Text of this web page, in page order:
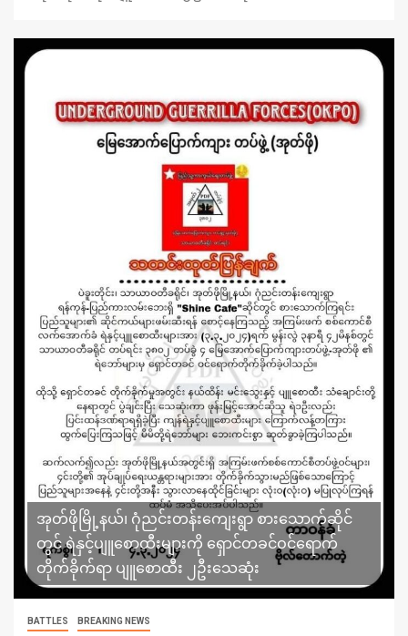
အုတ်ဖိုမြို့နယ်၊ ဂုံညင်းတန်းကျေးရွာ စားသောက်ဆိုင်
တွင် ရဲနှင့်ပျူစောထီးများကို ရှောင်တခင်ဝင်ရောက်
တိုက်ခိုက်ရာ ပျူစောထီး ၂ဦးသေဆုံး
BATTLES BREAKING NEWS